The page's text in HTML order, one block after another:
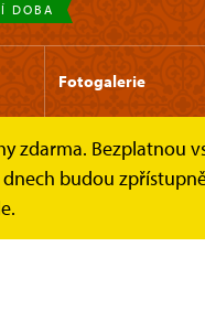
DOBA
Fotogalerie
zdarma. Bezplatnou
budou